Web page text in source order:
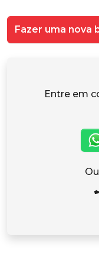
Fazer uma nova
Entre em